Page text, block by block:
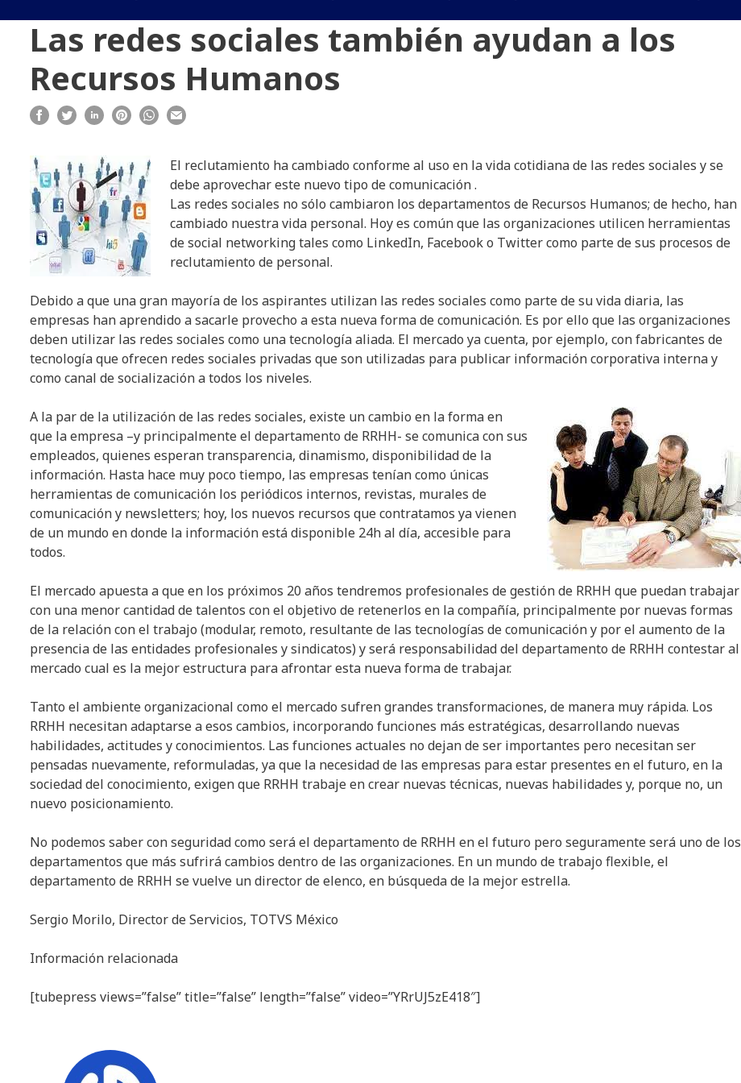
Las redes sociales también ayudan a los
Recursos Humanos
El reclutamiento ha cambiado conforme al uso en la vida cotidiana de las redes sociales y se
debe aprovechar este nuevo tipo de comunicación .
Las redes sociales no sólo cambiaron los departamentos de Recursos Humanos; de hecho, han
cambiado nuestra vida personal. Hoy es común que las organizaciones utilicen herramientas
de social networking tales como LinkedIn, Facebook o Twitter como parte de sus procesos de
reclutamiento de personal.
Debido a que una gran mayoría de los aspirantes utilizan las redes sociales como parte de su vida diaria, las
empresas han aprendido a sacarle provecho a esta nueva forma de comunicación. Es por ello que las organizaciones
deben utilizar las redes sociales como una tecnología aliada. El mercado ya cuenta, por ejemplo, con fabricantes de
tecnología que ofrecen redes sociales privadas que son utilizadas para publicar información corporativa interna y
como canal de socialización a todos los niveles.
A la par de la utilización de las redes sociales, existe un cambio en la forma en
que la empresa –y principalmente el departamento de RRHH- se comunica con sus
empleados, quienes esperan transparencia, dinamismo, disponibilidad de la
información. Hasta hace muy poco tiempo, las empresas tenían como únicas
herramientas de comunicación los periódicos internos, revistas, murales de
comunicación y newsletters; hoy, los nuevos recursos que contratamos ya vienen
de un mundo en donde la información está disponible 24h al día, accesible para
todos.
El mercado apuesta a que en los próximos 20 años tendremos profesionales de gestión de RRHH que puedan trabajar
con una menor cantidad de talentos con el objetivo de retenerlos en la compañía, principalmente por nuevas formas
de la relación con el trabajo (modular, remoto, resultante de las tecnologías de comunicación y por el aumento de la
presencia de las entidades profesionales y sindicatos) y será responsabilidad del departamento de RRHH contestar al
mercado cual es la mejor estructura para afrontar esta nueva forma de trabajar.
Tanto el ambiente organizacional como el mercado sufren grandes transformaciones, de manera muy rápida. Los
RRHH necesitan adaptarse a esos cambios, incorporando funciones más estratégicas, desarrollando nuevas
habilidades, actitudes y conocimientos. Las funciones actuales no dejan de ser importantes pero necesitan ser
pensadas nuevamente, reformuladas, ya que la necesidad de las empresas para estar presentes en el futuro, en la
sociedad del conocimiento, exigen que RRHH trabaje en crear nuevas técnicas, nuevas habilidades y, porque no, un
nuevo posicionamiento.
No podemos saber con seguridad como será el departamento de RRHH en el futuro pero seguramente será uno de los
departamentos que más sufrirá cambios dentro de las organizaciones. En un mundo de trabajo flexible, el
departamento de RRHH se vuelve un director de elenco, en búsqueda de la mejor estrella.
Sergio Morilo, Director de Servicios, TOTVS México
Información relacionada
[tubepress views=”false” title=”false” length=”false” video=”YRrUJ5zE418″]